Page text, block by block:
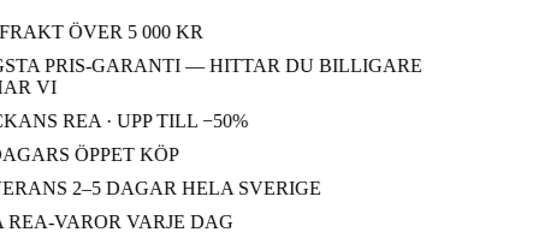
ÖVER 5 000 KR
PRIS-GARANTI — HITTAR DU BILLIGARE
VI
REA · UPP TILL −50%
ÖPPET KÖP
2–5 DAGAR HELA SVERIGE
VAROR VARJE DAG